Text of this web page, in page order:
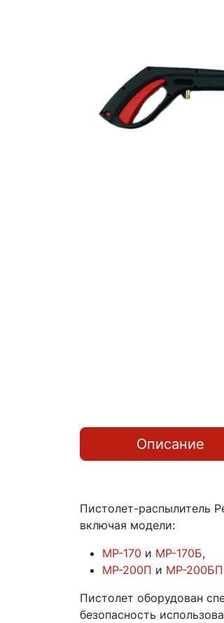
Описание
Пистолет-распылитель
включая модели:
МР-170 и МР-170Б,
МР-200П и МР-200БП
Пистолет оборудован
безопасность